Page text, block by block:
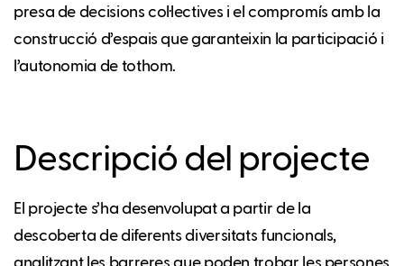
presa de decisions col·lectives i el compromís amb la
construcció d’espais que garanteixin la participació i
l’autonomia de tothom.
Descripció del projecte
El projecte s’ha desenvolupat a partir de la
descoberta de diferents diversitats funcionals,